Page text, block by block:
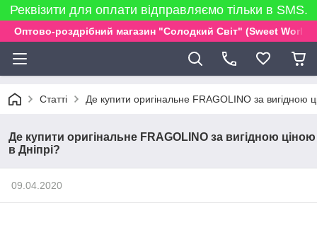
Реквізити для оплати відправляємо тільки в SMS.
Оптово-роздрібний магазин "Солодкий Світ" (Sweet World)
Статті Де купити оригінальне FRAGOLINO за вигідною
Де купити оригінальне FRAGOLINO за вигідною ціною
в Дніпрі?
09.04.2020